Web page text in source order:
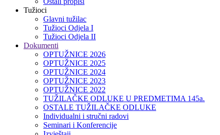
Tužioci
Glavni tužilac
Tužioci Odjela I
Tužioci Odjela II
Dokumenti
OPTUŽNICE 2026
OPTUŽNICE 2025
OPTUŽNICE 2024
OPTUŽNICE 2023
OPTUŽNICE 2022
TUŽILAČKE ODLUKE U PREDMETIMA 145a.
OSTALE TUŽILAČKE ODLUKE
Individualni i stručni radovi
Seminari i Konferencije